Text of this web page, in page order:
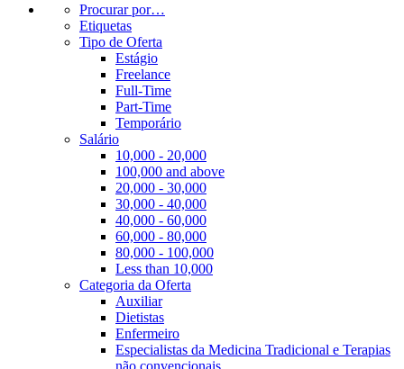
Procurar por…
Etiquetas
Tipo de Oferta
Estágio
Freelance
Full-Time
Part-Time
Temporário
Salário
10,000 - 20,000
100,000 and above
20,000 - 30,000
30,000 - 40,000
40,000 - 60,000
60,000 - 80,000
80,000 - 100,000
Less than 10,000
Categoria da Oferta
Auxiliar
Dietistas
Enfermeiro
Especialistas da Medicina Tradicional e Terapias
não convencionais